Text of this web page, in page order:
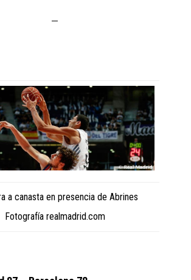
a canasta en presencia de Abrines
Fotografía realmadrid.com